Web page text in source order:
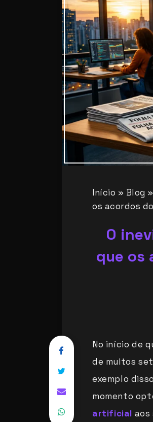
Início » Blog »
os acordos
O
que os
No início de
de muitos
exemplo
momento
artificial aos